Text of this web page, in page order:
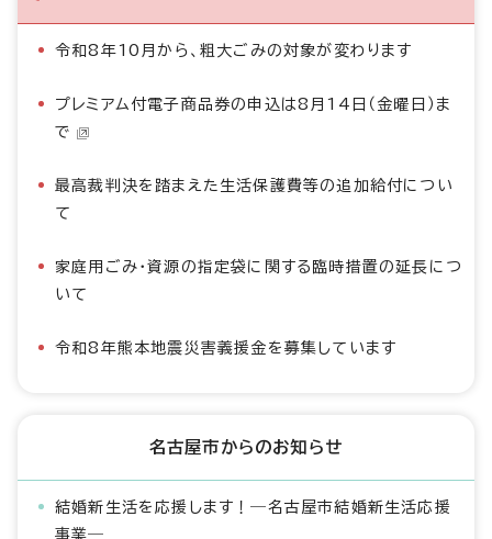
令和8年10月から、粗大ごみの対象が変わります
プレミアム付電子商品券の申込は8月14日（金曜日）ま
で
最高裁判決を踏まえた生活保護費等の追加給付につい
て
家庭用ごみ・資源の指定袋に関する臨時措置の延長につ
いて
令和8年熊本地震災害義援金を募集しています
名古屋市からのお知らせ
結婚新生活を応援します！―名古屋市結婚新生活応援
事業―